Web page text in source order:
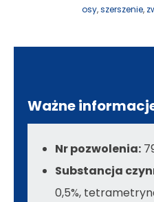
osy,szerszenie,
Ważne
Nr pozwolenia:
Substancja
0,5%,